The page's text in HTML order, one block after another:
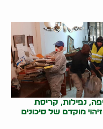
נפילות, קריסת
מוקדם של סיכונים